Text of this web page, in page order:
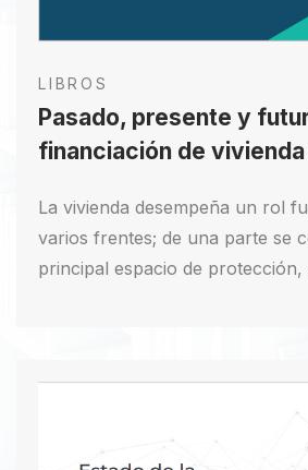
LIBROS
Pasado, presente y
financiación de
La vivienda desempeña un rol
varios frentes; de una parte se
principal espacio de protección,
términos de equidad. Aun así,